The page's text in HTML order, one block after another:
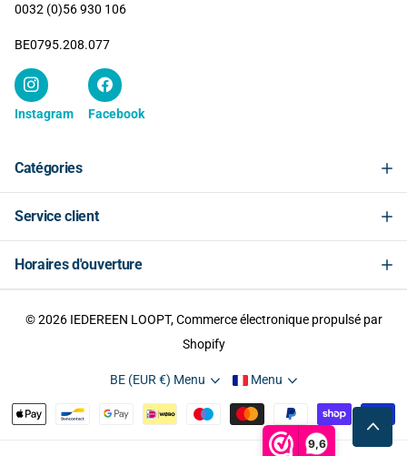
9,6
Catégories
Service client
Horaires d'ouverture
0032 (0)56 930 106
BE0795.208.077
Instagram Facebook
©2026IEDEREEN LOOPT, Commerce électronique propulsé par
Shopify
BE (EUR €) Menu Menu